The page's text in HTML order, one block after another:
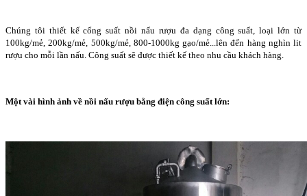
Chúng tôi thiết kế cống suất nồi nấu rượu đa dạng công suất, loại lớn từ
100kg/mẻ, 200kg/mẻ, 500kg/mẻ, 800-1000kg gạo/mẻ...lên đến hàng nghìn lit
rượu cho mỗi lần nấu. Công suất sẽ được thiết kế theo nhu cầu khách hàng.
Một vài hình ảnh về nồi nấu rượu bằng điện công suất lớn: